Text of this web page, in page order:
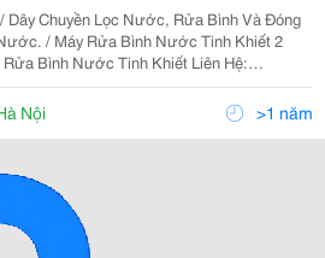
Dây Chuyền Lọc Nước, Rửa Bình Và Đóng
/ Máy Rửa Bình Nước Tinh Khiết 2
0944.083.549-0988.363.335 Gi
Nội >1 năm